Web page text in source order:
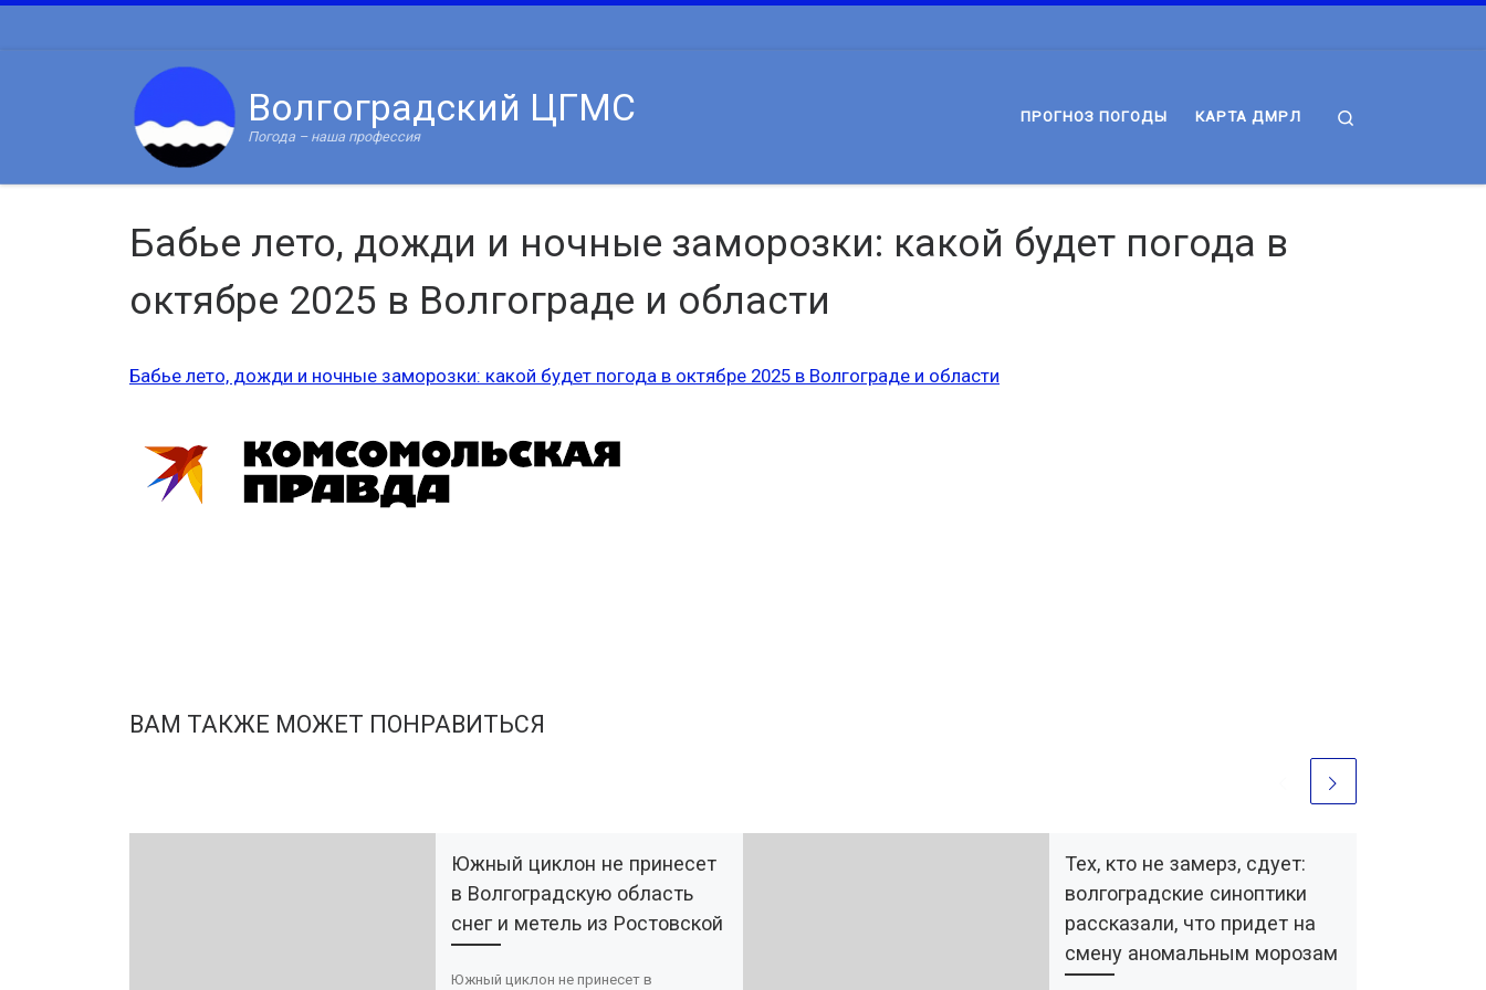
Волгоградский ЦГМС
Погода – наша профессия
ПРОГНОЗ ПОГОДЫ КАРТА ДМРЛ
Бабье лето, дожди и ночные заморозки: какой будет погода в
октябре 2025 в Волгограде и области
Бабье лето, дожди и ночные заморозки: какой будет погода в октябре 2025 в Волгограде и области
ВАМ ТАКЖЕ МОЖЕТ ПОНРАВИТЬСЯ
Южный циклон не принесет
в Волгоградскую область
снег и метель из Ростовской
Южный циклон не принесет в
Тех, кто не замерз, сдует:
волгоградские синоптики
рассказали, что придет на
смену аномальным морозам